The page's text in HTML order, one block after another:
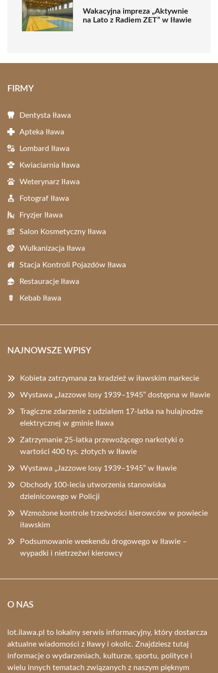
Wakacyjna impreza „Aktywnie
na Lato z Radiem ZET” w Iławie
FIRMY
Dentysta Iława
Apteka Iława
Lombard Iława
Kwiaciarnia Iława
Weterynarz Iława
Fotograf Iława
Fryzjer Iława
Salon Kosmetyczny Iława
Wulkanizacja Iława
Stacja Kontroli Pojazdów Iława
Restauracje Iława
Kebab Iława
NAJNOWSZE WPISY
Kobieta zatrzymana za kradzież w iławskim markecie
Wystawa „Jazzowe losy 1939–1945” dostępna w Iławie
Tragiczne zdarzenie z udziałem 17-latka na hulajnodze
elektrycznej w gminie Iława
Zatrzymanie 25-latka przewożącego narkotyki o
wartości 400 tys. złotych w Iławie
Wystawa „Jazzowe losy 1939–1945” w Iławie
Obchody 100-lecia utworzenia stanowiska
dzielnicowego w Policji
Wzmożone kontrole trzeźwości kierowców w powiecie
iławskim
Podsumowanie weekendu drogowego w Iławie –
wypadki i nietrzeźwi kierowcy
O NAS
lot.ilawa.pl to lokalny serwis informacyjny, który dostarcza
aktualne wiadomości z Iławy i okolic. Znajdziesz tutaj
informacje o wydarzeniach, kulturze, sportu, polityce i
wielu innych tematach związanych z naszym pięknym